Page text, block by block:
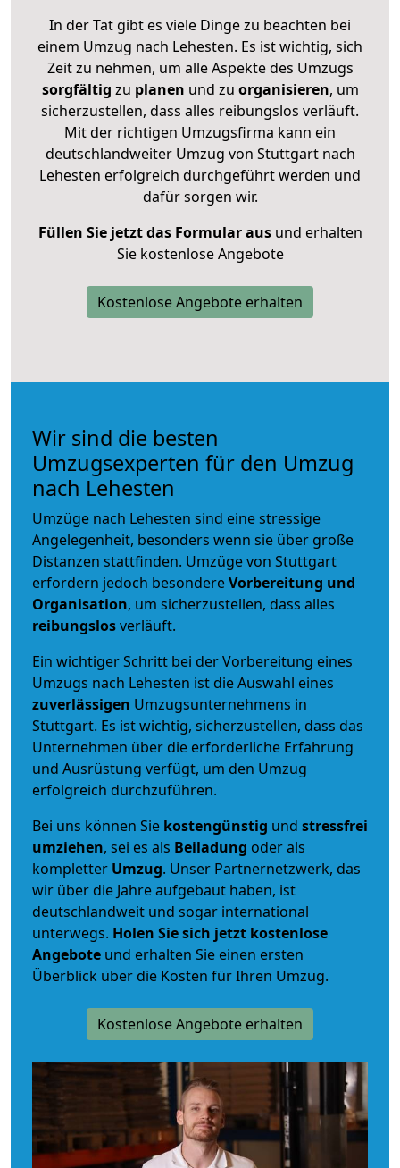
In der Tat gibt es viele Dinge zu beachten bei
einem Umzug nach Lehesten. Es ist wichtig, sich
Zeit zu nehmen, um alle Aspekte des Umzugs
sorgfältig zu planen und zu organisieren, um
sicherzustellen, dass alles reibungslos verläuft.
Mit der richtigen Umzugsfirma kann ein
deutschlandweiter Umzug von Stuttgart nach
Lehesten erfolgreich durchgeführt werden und
dafür sorgen wir.
Füllen Sie jetzt das Formular ausund erhalten
Sie kostenlose Angebote
Kostenlose Angebote erhalten
Wir sind die besten
Umzugsexperten für den Umzug
nach Lehesten
Umzüge nach Lehesten sind eine stressige
Angelegenheit, besonders wenn sie über große
Distanzen stattfinden. Umzüge von Stuttgart
erfordern jedoch besondereVorbereitung und
Organisation, um sicherzustellen, dass alles
reibungslosverläuft.
Ein wichtiger Schritt bei der Vorbereitung eines
Umzugs nach Lehesten ist die Auswahl eines
zuverlässigen Umzugsunternehmens in
Stuttgart. Es ist wichtig, sicherzustellen, dass das
Unternehmen über die erforderliche Erfahrung
und Ausrüstung verfügt, um den Umzug
erfolgreich durchzuführen.
Bei uns können Sie kostengünstig und stressfrei
umziehen, sei es als Beiladung oder als
kompletter Umzug. Unser Partnernetzwerk, das
wir über die Jahre aufgebaut haben, ist
deutschlandweit und sogar international
unterwegs. Holen Sie sich jetzt kostenlose
Angebote und erhalten Sie einen ersten
Überblick über die Kosten für Ihren Umzug.
Kostenlose Angebote erhalten